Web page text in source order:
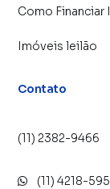
Como Financiar
Imóveis leilão
Contato
(11) 2382-9466
(11) 4218-